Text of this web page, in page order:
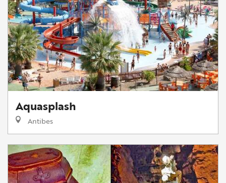
Aquasplash
Antibes